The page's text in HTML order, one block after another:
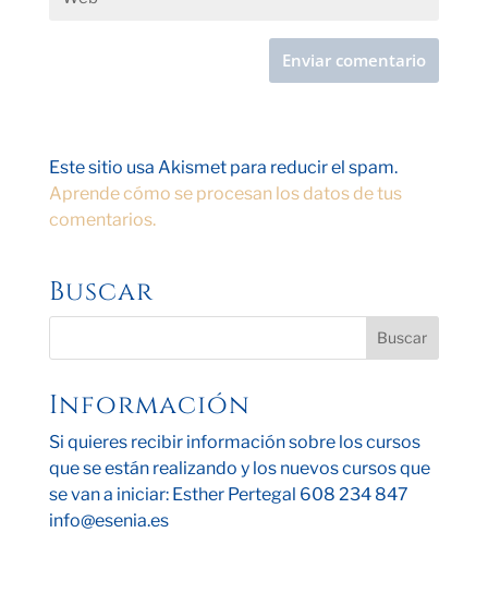
Este sitio usa Akismet para reducir el spam.
Aprende cómo se procesan los datos de tus
comentarios.
Buscar
Información
Si quieres recibir información sobre los cursos
que se están realizando y los nuevos cursos que
se van a iniciar: Esther Pertegal 608 234 847
info@esenia.es